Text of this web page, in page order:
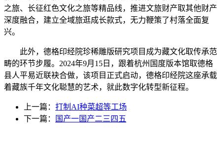
之旅、长征红色文化之旅等精品线，推进文旅财产取其他财产
深度融合，建立全域旅逛成长款式，无力鞭策了村落全面复
兴。
此外，德格印经院珍稀雕版研究项目成为藏文化取传承范
畴的环节步履。2024年9月15日，跟着杭州国度版本馆取德格
县人平易近联袂合做，该项目正式启动，德格印经院这座承载
着藏族千年文化聪慧的艺术，就此数字化转型新征程。
上一篇： 打制AI种菜超等工场
下一篇：
国产一国产二三四五